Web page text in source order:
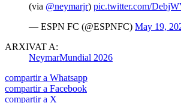
(via @neymarjr) pic.twitter.com/
— ESPN FC (@ESPNFC) May 19,
ARXIVAT A:
NeymarMundial 2026
compartir a Whatsapp
compartir a Facebook
compartir a X